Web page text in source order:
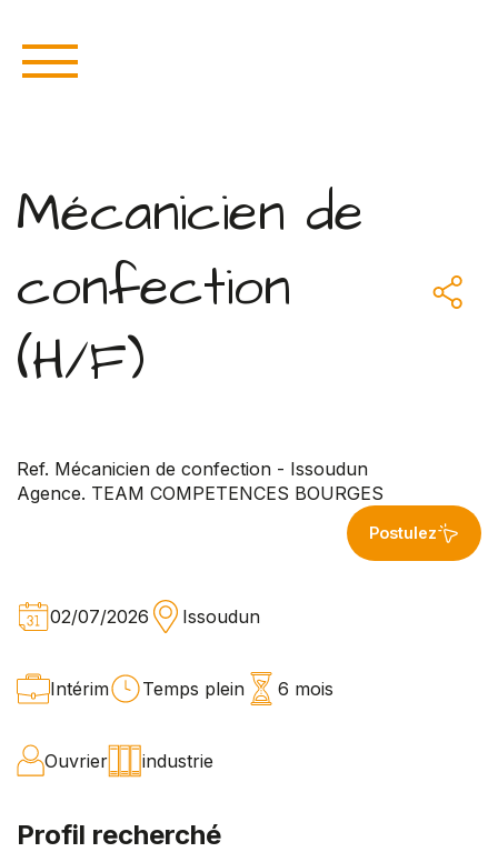
Mécanicien de
confection
(H/F)
Ref. Mécanicien de confection - Issoudun
Agence. TEAM COMPETENCES BOURGES
Postulez
02/07/2026 Issoudun
Intérim Temps plein 6 mois
Ouvrier industrie
Profil recherché